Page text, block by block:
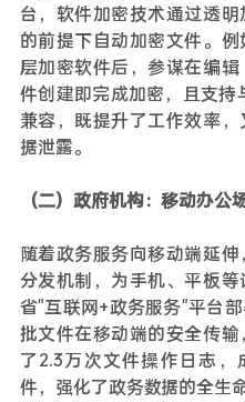
台，软件加密技术通过透
的前提下自动加密文件。
层加密软件后，参谋在编
件创建即完成加密，且支持
兼容，既提升了工作效率
据泄露。
（二）政府机构：移动办公
随着政务服务向移动端延
分发机制，为手机、平板
省"互联网+政务服务"平台
批文件在移动端的安全传
了2.3万次文件操作日志
件，强化了政务数据的全生